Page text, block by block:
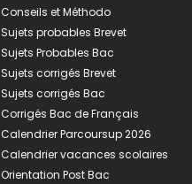
Conseils et Méthodo
Sujets probables Brevet
Sujets Probables Bac
Sujets corrigés Brevet
Sujets corrigés Bac
Corrigés Bac de Français
Calendrier Parcoursup 2026
Calendrier vacances scolaires
Orientation Post Bac